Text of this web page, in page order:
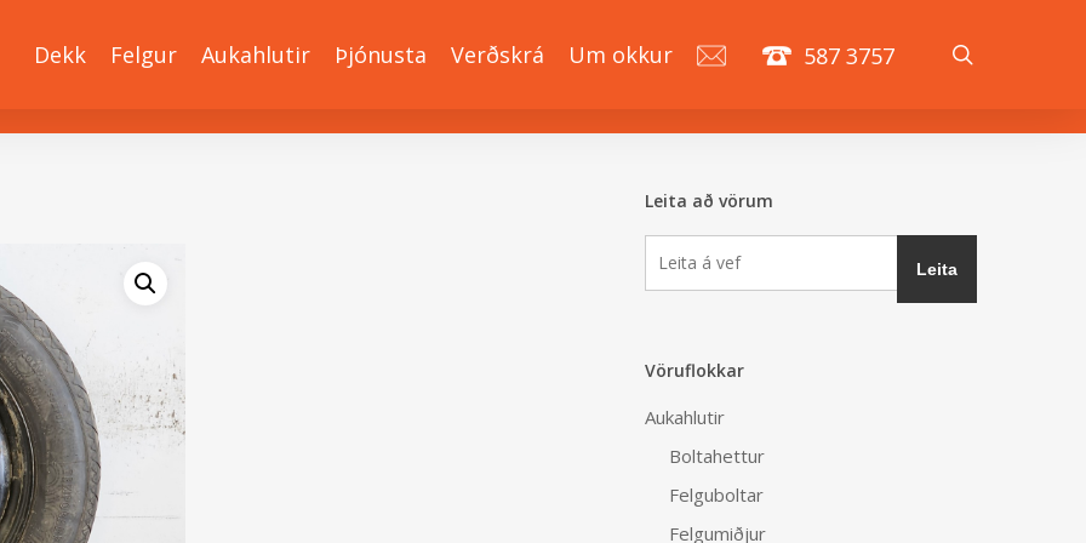
Dekk Felgur Aukahlutir Þjónusta Verðskrá Um okkur 587 3757
Leita að vörum
Vöruflokkar
Aukahlutir
Boltahettur
Felguboltar
Felgumiðjur